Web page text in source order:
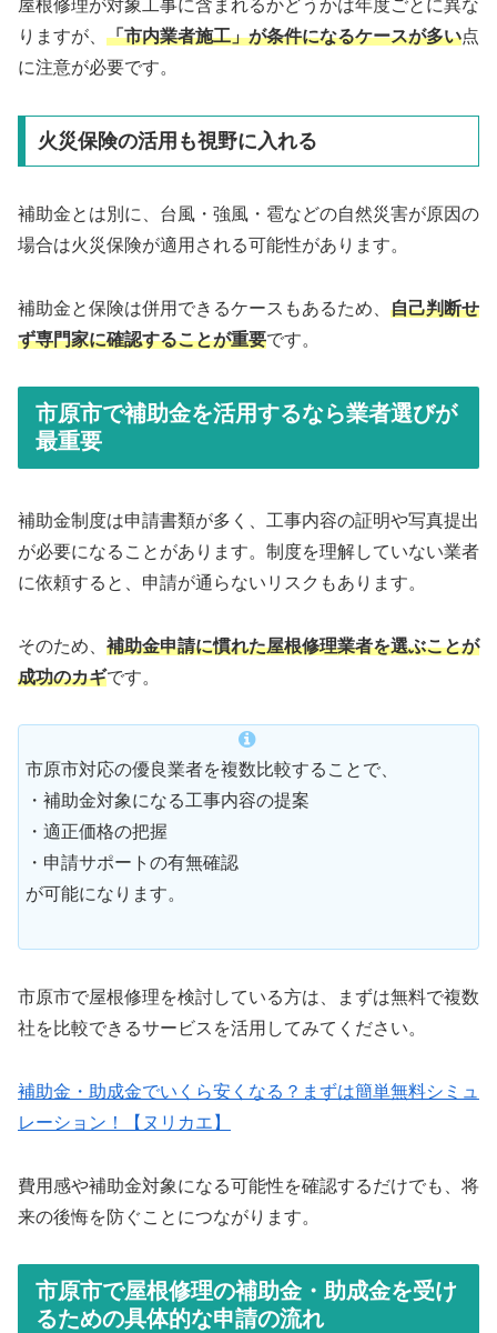
屋根修理が対象工事に含まれるかどうかは年度ごとに異な
りますが、 「市内業者施工」が条件になるケースが多い点
に注意が必要です。
火災保険の活用も視野に入れる
補助金とは別に、台風・強風・雹などの自然災害が原因の
場合は火災保険が適用される可能性があります。
補助金と保険は併用できるケースもあるため、 自己判断せ
ず専門家に確認することが重要です。
市原市で補助金を活用するなら業者選びが
最重要
補助金制度は申請書類が多く、工事内容の証明や写真提出
が必要になることがあります。制度を理解していない業者
に依頼すると、申請が通らないリスクもあります。
そのため、 補助金申請に慣れた屋根修理業者を選ぶことが
成功のカギです。
市原市対応の優良業者を複数比較することで、
・補助金対象になる工事内容の提案
・適正価格の把握
・申請サポートの有無確認
が可能になります。
市原市で屋根修理を検討している方は、まずは無料で複数
社を比較できるサービスを活用してみてください。
補助金・助成金でいくら安くなる？まずは簡単無料シミュ
レーション！【ヌリカエ】
費用感や補助金対象になる可能性を確認するだけでも、将
来の後悔を防ぐことにつながります。
市原市で屋根修理の補助金・助成金を受け
るための具体的な申請の流れ